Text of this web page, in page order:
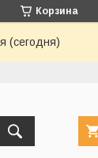
Корзина
(сегодня)